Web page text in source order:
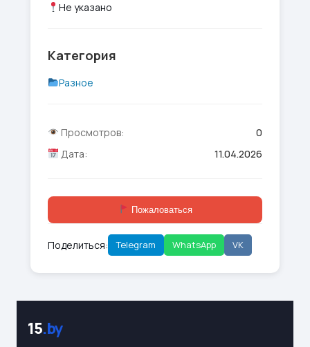
Не указано
Категория
Разное
Просмотров:
0
Дата:
11.04.2026
Пожаловаться
Поделиться: Telegram WhatsApp VK
15.by